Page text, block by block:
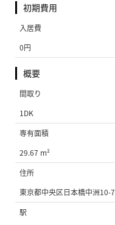
初期費用
入居費
0円
概要
間取り
1DK
専有面積
29.67 m²
住所
東京都中央区日本橋中洲10-7
駅